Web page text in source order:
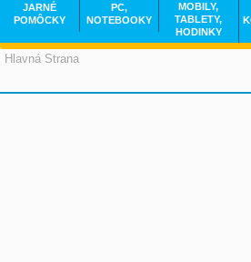
Hlavná Strana
JARNÉ
POMÔCKY
PC,
NOTEBOOKY
MOBILY,
TABLETY,
HODINKY